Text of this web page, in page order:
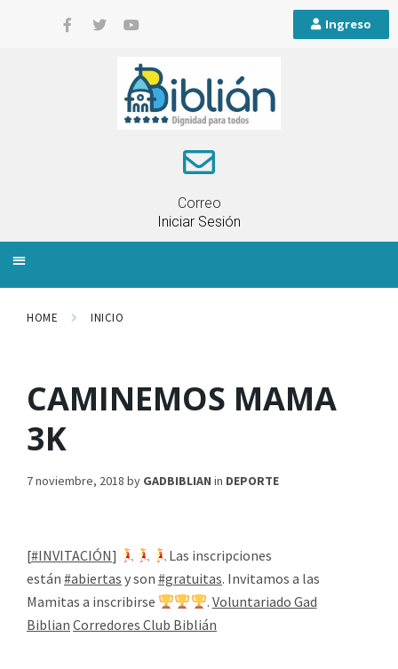
Ingreso
Correo
Iniciar Sesión
HOME INICIO
CAMINEMOS MAMA
3K
7 noviembre, 2018 by GADBIBLIAN in DEPORTE
[#INVITACIÓN]
Las inscripciones
están #abiertas y son #gratuitas. Invitamos a las
Mamitas a inscribirse
. Voluntariado Gad
Biblian Corredores Club Biblián